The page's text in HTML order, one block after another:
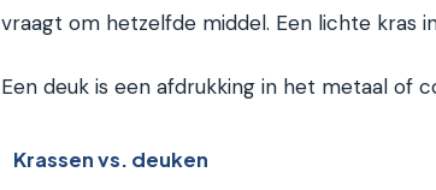
vraagt om hetzelfde middel. Een lichte kras
Een deuk is een afdrukking in het metaal of
Krassen vs. deuken